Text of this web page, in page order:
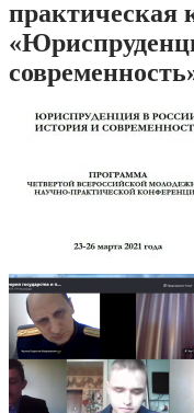
практическая
1